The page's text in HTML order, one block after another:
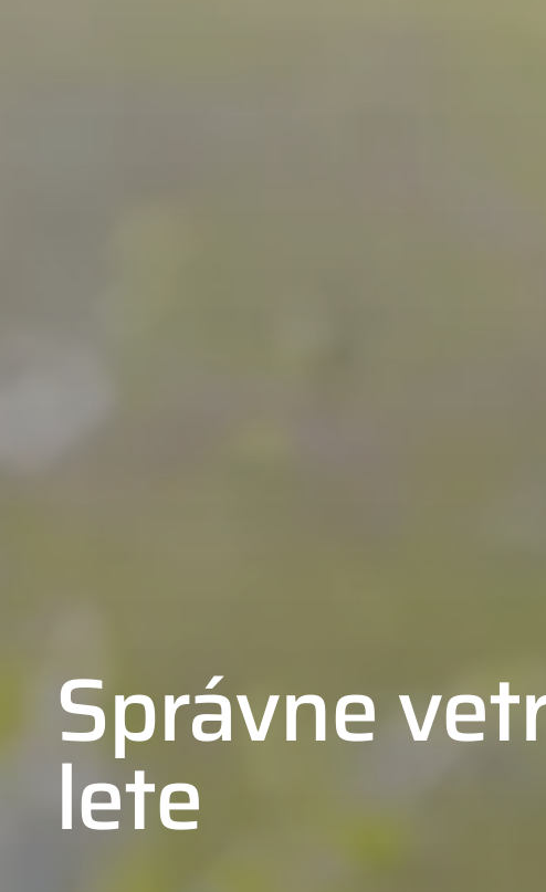
Správne
lete